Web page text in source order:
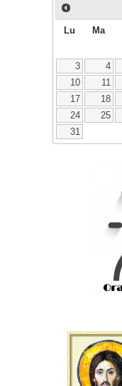
Lu Ma
3
4
10
11
17
18
24
25
31